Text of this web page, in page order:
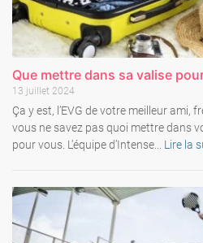
Que mettre dans sa valise
13 juillet 2024
Ça y est, l’EVG de votre meilleur ami,
vous ne savez pas quoi mettre dans
pour vous. L’équipe d’Intense... Lire la